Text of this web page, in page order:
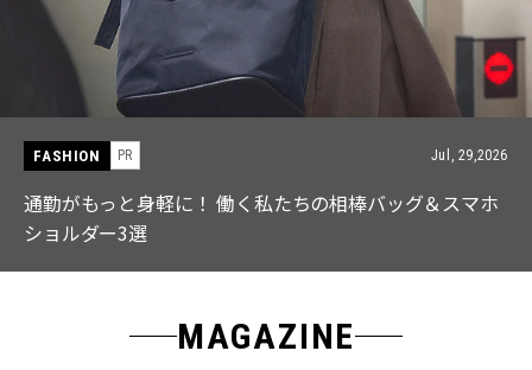
FASHION PR Jul, 29,2026
通勤がもっと身軽に！ 働く私たちの相棒バッグ＆スマホ
ショルダー3選
MAGAZINE